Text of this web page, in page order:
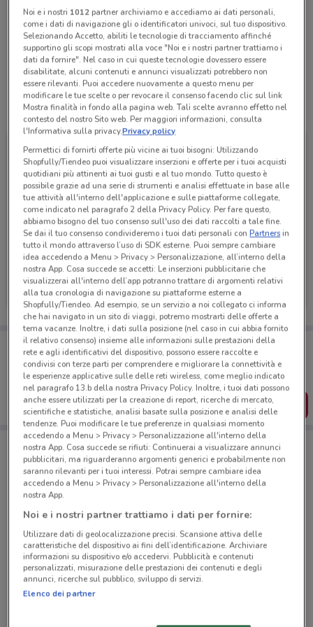
Aperto
Lunedì 09:00 / 20:00 - 09:00 / 20:00
Martedì 09:00 / 20:00 - 09:00 / 20:00
Mercoledì 09:00 / 20:00 - 09:00 / 20:00
Giovedì 09:00 / 20:00 - 09:00 / 20:00
Venerdì 09:00 / 20:00 - 09:00 / 20:00
Sabato 09:00 / 20:00 - 09:00 / 20:00
Domenica 09:00 / 20:00 - 09:00 / 20:00
Tutte le promozioni di questo negozio
Iliad
Scade il 10/09
Porta DoveConviene sempre con te!
Puoi trovare le migliori offerte dei negozi vicino a te,
salvarle e creare la tua lista del risparmio, comodamente
dal tuo cellulare.
SCARICA L’APP
Negozi Iliad a Milano
© MapTiler© OpenStreetMap contributors
Via Marghera, 28 Milano
Noi e i nostri 1012partner archiviamo e accediamo ai dati personali,
come i dati di navigazione gli o identificatori univoci, sul tuo dispositivo.
Selezionando Accetto, abiliti le tecnologie di tracciamento affinché
supportino gli scopi mostrati alla voce "Noi e i nostri partner trattiamo i
dati da fornire". Nel caso in cui queste tecnologie dovessero essere
disabilitate, alcuni contenuti e annunci visualizzati potrebbero non
essere rilevanti. Puoi accedere nuovamente a questo menu per
modificare le tue scelte o per revocare il consenso facendo clic sul link
Mostra finalità in fondo alla pagina web. Tali scelte avranno effetto nel
contesto del nostro Sito web. Per maggiori informazioni, consulta
l'Informativa sulla privacy.Privacy policy
Permettici di fornirti offerte più vicine ai tuoi bisogni: Utilizzando
Shopfully/Tiendeo puoi visualizzare inserzioni e offerte per i tuoi acquisti
quotidiani più attinenti ai tuoi gusti e al tuo mondo. Tutto questo è
possibile grazie ad una serie di strumenti e analisi effettuate in base alle
tue attività all'interno dell'applicazione e sulle piattaforme collegate,
come indicato nel paragrafo 2 della Privacy Policy. Per fare questo,
abbiamo bisogno del tuo consenso sull'uso dei dati raccolti a tale fine.
Se dai il tuo consenso condivideremo i tuoi dati personali conPartnersin
tutto il mondo attraverso l’uso di SDK esterne. Puoi sempre cambiare
idea accedendo a Menu > Privacy > Personalizzazione, all’interno della
nostra App. Cosa succede se accetti: Le inserzioni pubblicitarie che
visualizzerai all'interno dell’app potranno trattare di argomenti relativi
alla tua cronologia di navigazione su piattaforme esterne a
Shopfully/Tiendeo. Ad esempio, se un servizio a noi collegato ci informa
che hai navigato in un sito di viaggi, potremo mostrarti delle offerte a
tema vacanze. Inoltre, i dati sulla posizione (nel caso in cui abbia fornito
il relativo consenso) insieme alle informazioni sulle prestazioni della
rete e agli identificativi del dispositivo, possono essere raccolte e
condivisi con terze parti per comprendere e migliorare la connettività e
le esperienze applicative sulle delle reti wireless, come meglio indicato
nel paragrafo 13.b della nostra Privacy Policy. Inoltre, i tuoi dati possono
anche essere utilizzati per la creazione di report, ricerche di mercato,
scientifiche e statistiche, analisi basate sulla posizione e analisi delle
tendenze. Puoi modificare le tue preferenze in qualsiasi momento
accedendo a Menu > Privacy > Personalizzazione all'interno della
nostra App. Cosa succede se rifiuti: Continuerai a visualizzare annunci
pubblicitari, ma riguarderanno argomenti generici e probabilmente non
saranno rilevanti per i tuoi interessi. Potrai sempre cambiare idea
accedendo a Menu > Privacy > Personalizzazione all'interno della
nostra App.
Noi e i nostri partner trattiamo i dati per fornire:
Utilizzare dati di geolocalizzazione precisi. Scansione attiva delle
caratteristiche del dispositivo ai fini dell’identificazione. Archiviare
informazioni su dispositivo e/o accedervi. Pubblicità e contenuti
personalizzati, misurazione delle prestazioni dei contenuti e degli
annunci, ricerche sul pubblico, sviluppo di servizi.
Elenco dei partner